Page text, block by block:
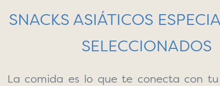
SNACKS ASIÁTICOS
SELECCIONADOS
La comida es lo que te conecta con